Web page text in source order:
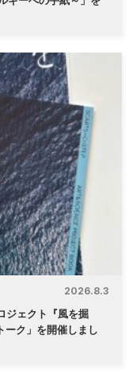
2026.8.3
ジェクト『風を掘
ーク」を開催しまし